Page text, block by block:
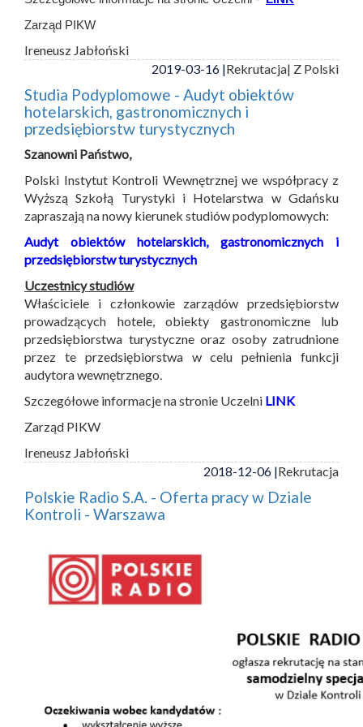
Zarząd PIKW
Ireneusz Jabłoński
2019-03-16 |Rekrutacja| Z Polski
Studia Podyplomowe - Audyt obiektów
hotelarskich, gastronomicznych i
przedsiębiorstw turystycznych
Szanowni Państwo,
Polski Instytut Kontroli Wewnętrznej we współpracy z
Wyższą Szkołą Turystyki i Hotelarstwa w Gdańsku
zapraszają na nowy kierunek studiów podyplomowych:
Audyt obiektów hotelarskich, gastronomicznych i
przedsiębiorstw turystycznych
Uczestnicy studiów
Właściciele i członkowie zarządów przedsiębiorstw
prowadzących hotele, obiekty gastronomiczne lub
przedsiębiorstwa turystyczne oraz osoby zatrudnione
przez te przedsiębiorstwa w celu pełnienia funkcji
audytora wewnętrznego.
Szczegółowe informacje na stronie Uczelni LINK
Zarząd PIKW
Ireneusz Jabłoński
2018-12-06 |Rekrutacja
Polskie Radio S.A. - Oferta pracy w Dziale
Kontroli - Warszawa